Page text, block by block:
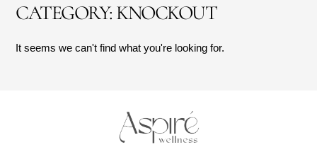
CATEGORY: KNOCKOUT
It seems we can't find what you're looking for.